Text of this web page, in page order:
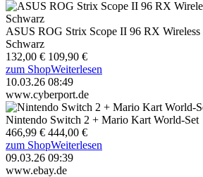
ASUS ROG Strix Scope II 96 RX Wireless
Schwarz
132,00 € 109,90 €
zum ShopWeiterlesen
10.03.26 08:49
www.cyberport.de
Nintendo Switch 2 + Mario Kart World-Set
466,99 € 444,00 €
zum ShopWeiterlesen
09.03.26 09:39
www.ebay.de